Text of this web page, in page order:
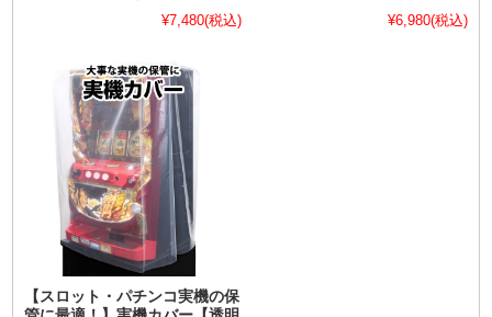
¥7,480(税込)
¥6,980(税込)
【スロット・パチンコ実機の保